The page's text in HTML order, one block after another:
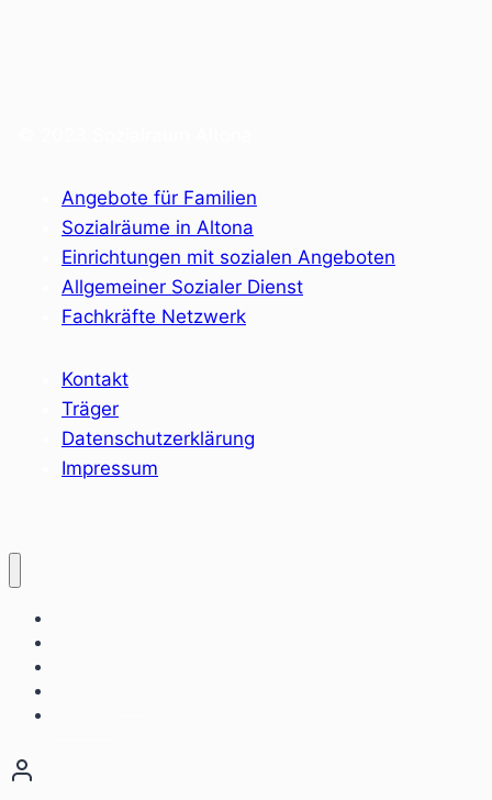
Angebote für Familien
Sozialräume in Altona
Einrichtungen mit sozialen Angeboten
Allgemeiner Sozialer Dienst
Fachkräfte Netzwerk
Kontakt
Träger
Datenschutzerklärung
Impressum